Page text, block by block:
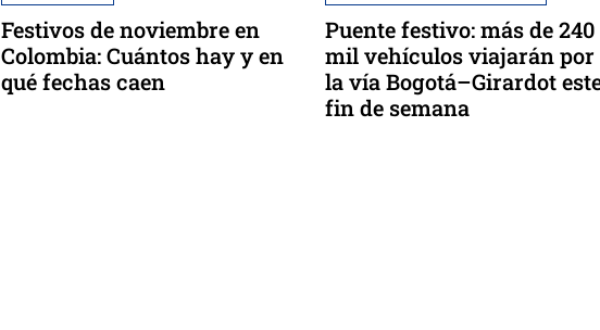
Festivos de noviembre en
Colombia: Cuántos hay y en
qué fechas caen
Puente festivo: más de 240
mil vehículos viajarán por
la vía Bogotá–Girardot
fin de semana